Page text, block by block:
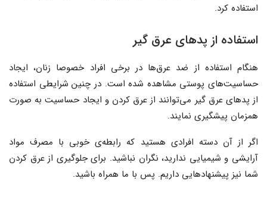
استفاده کرد.
استفاده از پدهای عرق گیر
هنگام استفاده از ضد عرق‌ها در برخی افراد خصوصا زنان، ایجاد
حساسیت‌های پوستی مشاهده شده است. در چنین شرایطی استفاده
از پدهای عرق گیر می‌توانند از عرق کردن و ایجاد حساسیت به صورت
همزمان پیشگیری نمایند.
اگر از آن دسته افرادی هستید که رابطه‌ی خوبی با مصرف مواد
آرایشی و شیمیایی ندارید، نگران نباشید. برای جلوگیری از عرق کردن
شما نیز پیشنهادهایی داریم. پس با ما همراه باشید.